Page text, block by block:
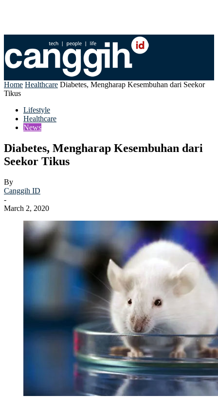
Home Healthcare Diabetes, Mengharap Kesembuhan dari Seekor
Tikus
Lifestyle
Healthcare
News
Diabetes, Mengharap Kesembuhan dari
Seekor Tikus
By
Canggih ID
-
March 2, 2020